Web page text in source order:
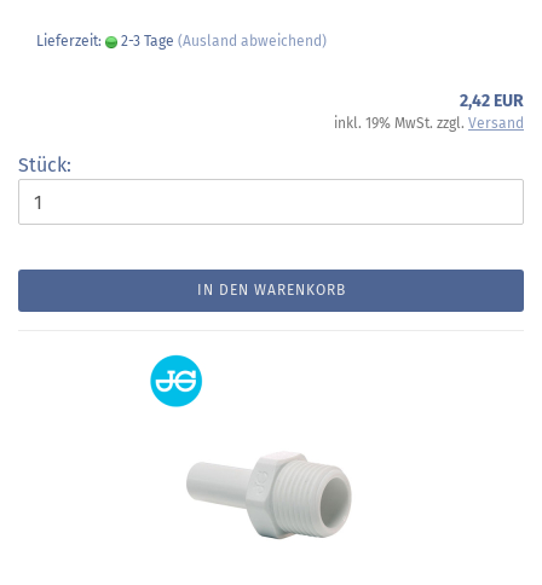
Lieferzeit: 2-3 Tage (Ausland abweichend)
2,42 EUR
inkl. 19% MwSt. zzgl. Versand
Stück:
IN DEN WARENKORB